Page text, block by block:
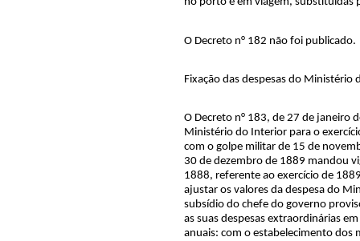
O Decreto n° 182 não foi publicado.
Fixação das despesas do
O Decreto n° 183, de 27 de janeiro
Ministério do Interior para o
com o golpe militar de 15 de
30 de dezembro de 1889 mandou
1888, referente ao exercício de
ajustar os valores da despesa do
subsídio do chefe do governo
as suas despesas extraordinárias
anuais: com o estabelecimento dos